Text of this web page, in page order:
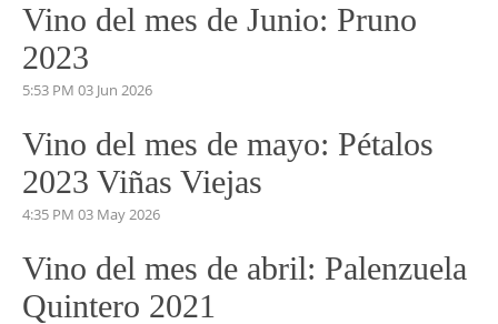
Vino del mes de Junio: Pruno
2023
5:53 PM 03 Jun 2026
Vino del mes de mayo: Pétalos
2023 Viñas Viejas
4:35 PM 03 May 2026
Vino del mes de abril: Palenzuela
Quintero 2021